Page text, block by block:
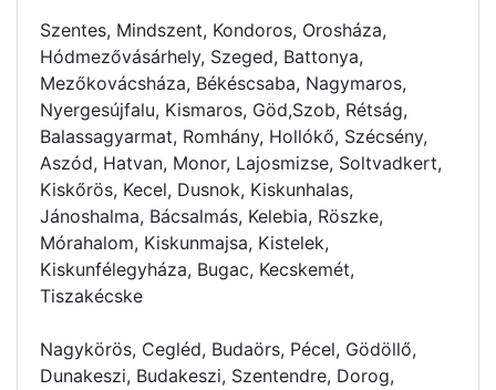
Szentes, Mindszent, Kondoros, Orosháza,
Hódmezővásárhely, Szeged, Battonya,
Mezőkovácsháza, Békéscsaba, Nagymaros,
Nyergesújfalu, Kismaros, Göd,Szob, Rétság,
Balassagyarmat, Romhány, Hollókő, Szécsény,
Aszód, Hatvan, Monor, Lajosmizse, Soltvadkert,
Kiskőrös, Kecel, Dusnok, Kiskunhalas,
Jánoshalma, Bácsalmás, Kelebia, Röszke,
Mórahalom, Kiskunmajsa, Kistelek,
Kiskunfélegyháza, Bugac, Kecskemét,
Tiszakécske
Nagykörös, Cegléd, Budaörs, Pécel, Gödöllő,
Dunakeszi, Budakeszi, Szentendre, Dorog,